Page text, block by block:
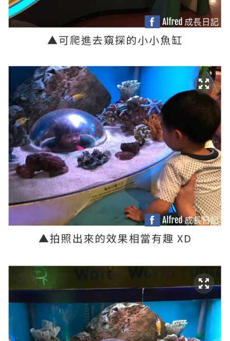
▲可爬進去窺探的小小魚缸
▲拍照出來的效果相當有趣 XD